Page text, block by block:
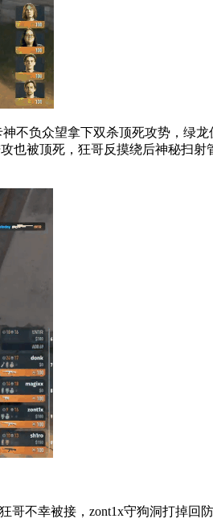
负众望拿下双杀顶死攻势，绿龙
也被顶死，狂哥反摸绕后神秘扫
幸被接，zont1x守狗洞打掉回